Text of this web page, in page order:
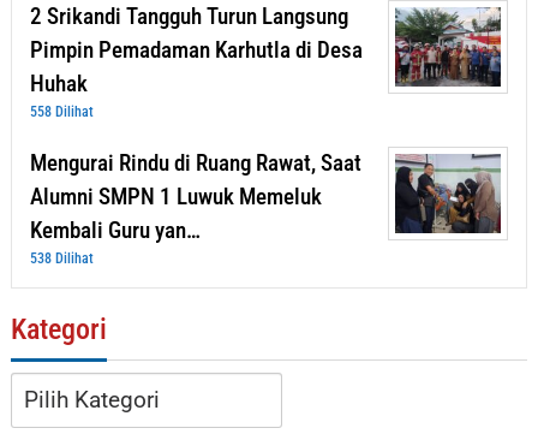
2 Srikandi Tangguh Turun Langsung
Pimpin Pemadaman Karhutla di Desa
Huhak
558 Dilihat
Mengurai Rindu di Ruang Rawat, Saat
Alumni SMPN 1 Luwuk Memeluk
Kembali Guru yan…
538 Dilihat
Kategori
Kategori